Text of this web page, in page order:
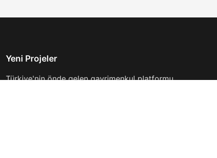
Yeni Projeler
Türkiye'nin önde gelen gayrimenkul platformu.